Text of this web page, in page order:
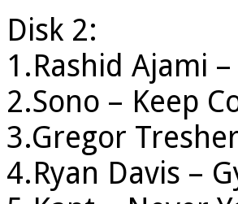
Disk 2:
1.Rashid Ajami
2.Sono – Keep
3.Gregor
4.Ryan Davis –